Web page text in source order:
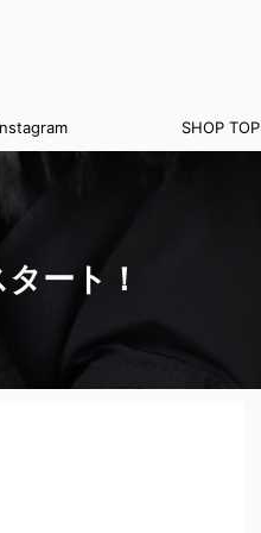
SHOP TOP
ート！